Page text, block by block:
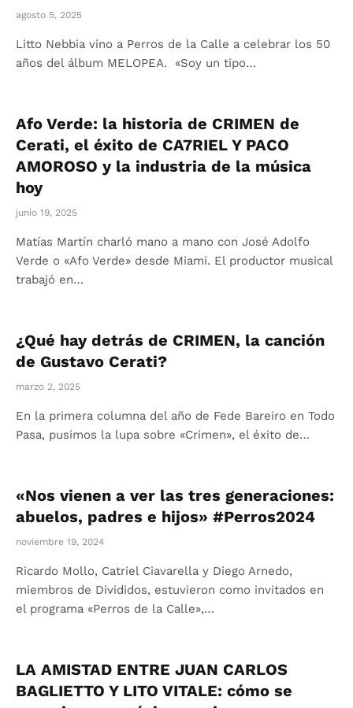
agosto 5, 2025
Litto Nebbia vino a Perros de la Calle a celebrar los 50
años del álbum MELOPEA. «Soy un tipo…
Afo Verde: la historia de CRIMEN de
Cerati, el éxito de CA7RIEL Y PACO
AMOROSO y la industria de la música
hoy
junio 19, 2025
Matías Martín charló mano a mano con José Adolfo
Verde o «Afo Verde» desde Miami. El productor musical
trabajó en…
¿Qué hay detrás de CRIMEN, la canción
de Gustavo Cerati?
marzo 2, 2025
En la primera columna del año de Fede Bareiro en Todo
Pasa, pusimos la lupa sobre «Crimen», el éxito de…
«Nos vienen a ver las tres generaciones:
abuelos, padres e hijos» #Perros2024
noviembre 19, 2024
Ricardo Mollo, Catriel Ciavarella y Diego Arnedo,
miembros de Divididos, estuvieron como invitados en
el programa «Perros de la Calle»,…
LA AMISTAD ENTRE JUAN CARLOS
BAGLIETTO Y LITO VITALE: cómo se